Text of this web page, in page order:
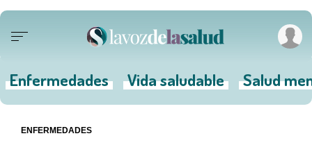
Enfermedades Vida saludable Salud
ENFERMEDADES